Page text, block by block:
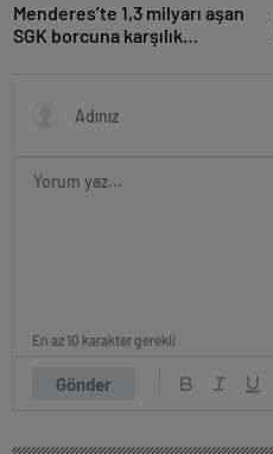
Menderes’te 1,3 milyarı aşan
SGK borcuna karşılık
Gönder
En az 10 karakter gerekli